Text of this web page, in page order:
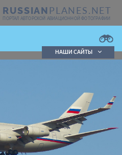
RUSSIAN PLANES.NET
ПОРТАЛ АВТОРСКОЙ АВИАЦИОННОЙ ФОТОГРАФИИ
НАШИ САЙТЫ